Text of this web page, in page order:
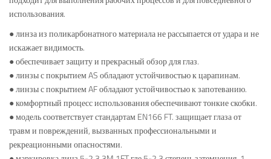
использования.
● линза из поликарбонатного материала не рассыпается от удара и не
искажает видимость.
● обеспечивает защиту и прекрасный обзор для глаз.
● линзы с покрытием AS обладают устойчивостью к царапинам.
● линзы с покрытием AF обладают устойчивостью к запотеванию.
● комфортный процесс использования обеспечивают тонкие скобки.
● модель соответствует стандартам EN166 FT. защищает глаза от
травм и повреждений, вызванных профессиональными и
рекреационными опасностями.